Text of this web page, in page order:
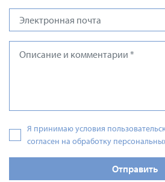
Я принимаю условия
согласен на обработку
Отправить